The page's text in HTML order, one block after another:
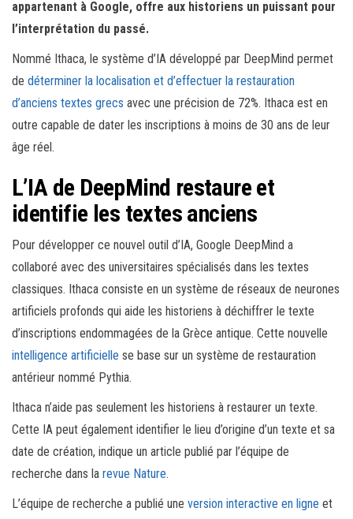
n
appartenant à Google, offre aux historiens un puissant pour
l’interprétation du passé.
Nommé Ithaca, le système d’IA développé par DeepMind permet
de déterminer la localisation et d’effectuer la restauration
d’anciens textes grecs avec une précision de 72%. Ithaca est en
outre capable de dater les inscriptions à moins de 30 ans de leur
âge réel.
L’IA de DeepMind restaure et
identifie les textes anciens
Pour développer ce nouvel outil d’IA, Google DeepMind a
collaboré avec des universitaires spécialisés dans les textes
classiques. Ithaca consiste en un système de réseaux de neurones
artificiels profonds qui aide les historiens à déchiffrer le texte
d’inscriptions endommagées de la Grèce antique. Cette nouvelle
intelligence artificielle se base sur un système de restauration
antérieur nommé Pythia.
Ithaca n’aide pas seulement les historiens à restaurer un texte.
Cette IA peut également identifier le lieu d’origine d’un texte et sa
date de création, indique un article publié par l’équipe de
recherche dans la revue Nature.
L’équipe de recherche a publié une version interactive en ligne et